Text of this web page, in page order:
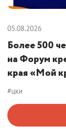
05.08.2026
Более 500
на Форум
края «Мой
#цки